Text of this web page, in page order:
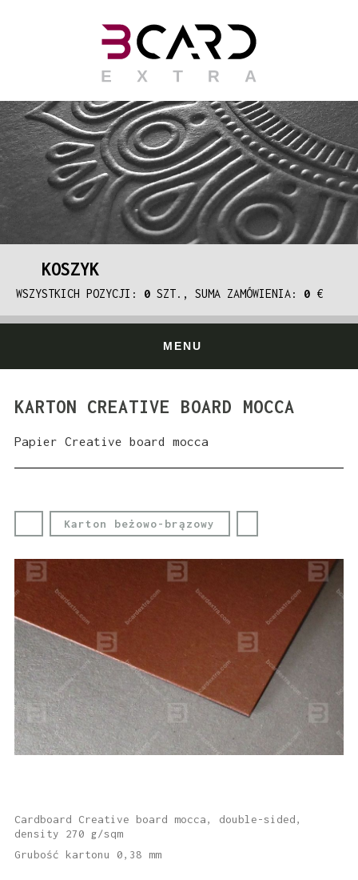
KOSZYK
WSZYSTKICH POZYCJI: 0 SZT., SUMA ZAMÓWIENIA: 0 €
MENU
KARTON CREATIVE BOARD MOCCA
Papier Creative board mocca
Karton beżowo-brązowy
Cardboard Creative board mocca, double-sided,
density 270 g/sqm
Grubość kartonu 0,38 mm